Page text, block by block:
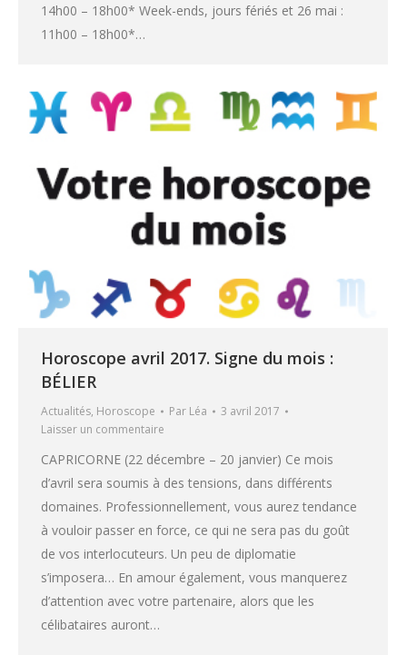
14h00 – 18h00* Week-ends, jours fériés et 26 mai :
11h00 – 18h00*…
Horoscope avril 2017. Signe du mois :
BÉLIER
Actualités, Horoscope Par Léa
3 avril 2017
Laisser un commentaire
CAPRICORNE (22 décembre – 20 janvier) Ce mois
d’avril sera soumis à des tensions, dans différents
domaines. Professionnellement, vous aurez tendance
à vouloir passer en force, ce qui ne sera pas du goût
de vos interlocuteurs. Un peu de diplomatie
s’imposera… En amour également, vous manquerez
d’attention avec votre partenaire, alors que les
célibataires auront…